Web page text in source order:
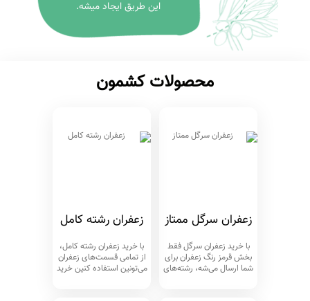
این طریق ایجاد میشه.
محصولات کشمون
زعفران سرگل ممتاز
با خرید زعفران سرگل فقط
بخش قرمز رنگ زعفران برای
شما ارسال می‌شه، رشته‌های
زعفران رشته کامل
با خرید زعفران رشته کامل،
از تمامی قسمت‌های زعفران
می‌تونین استفاده کنین خرید